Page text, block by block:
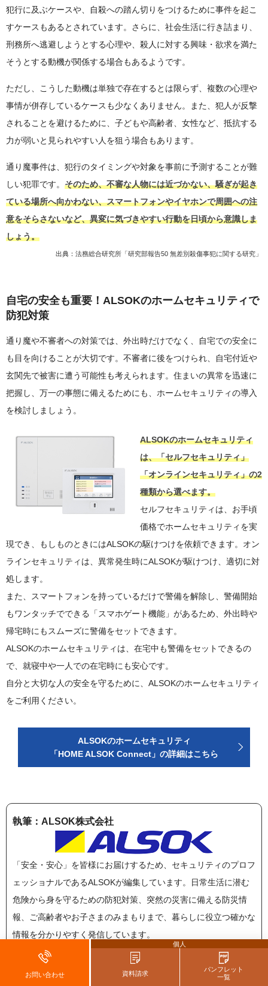
犯行に及ぶケースや、自殺への踏ん切りをつけるために事件を起こ
すケースもあるとされています。さらに、社会生活に行き詰まり、
刑務所へ逃避しようとする心理や、殺人に対する興味・欲求を満た
そうとする動機が関係する場合もあるようです。
ただし、こうした動機は単独で存在するとは限らず、複数の心理や
事情が併存しているケースも少なくありません。また、犯人が反撃
されることを避けるために、子どもや高齢者、女性など、抵抗する
力が弱いと見られやすい人を狙う場合もあります。
通り魔事件は、犯行のタイミングや対象を事前に予測することが難
しい犯罪です。 そのため、不審な人物には近づかない、騒ぎが起き
ている場所へ向かわない、スマートフォンやイヤホンで周囲への注
意をそらさないなど、異変に気づきやすい行動を日頃から意識しま
しょう。
出典： 法務総合研究所「研究部報告50 無差別殺傷事犯に関する研究」
自宅の安全も重要！ALSOKのホームセキュリティで
防犯対策
通り魔や不審者への対策では、外出時だけでなく、自宅での安全に
も目を向けることが大切です。不審者に後をつけられ、自宅付近や
玄関先で被害に遭う可能性も考えられます。住まいの異常を迅速に
把握し、万一の事態に備えるためにも、ホームセキュリティの導入
を検討しましょう。
ALSOKのホームセキュリティ
は、「セルフセキュリティ」
「オンラインセキュリティ」の2
種類から選べます。
セルフセキュリティは、お手頃
価格でホームセキュリティを実
現でき、もしものときにはALSOKの駆けつけを依頼できます。オン
ラインセキュリティは、異常発生時にALSOKが駆けつけ、適切に対
処します。
また、スマートフォンを持っているだけで警備を解除し、警備開始
もワンタッチでできる「スマホゲート機能」があるため、外出時や
帰宅時にもスムーズに警備をセットできます。
ALSOKのホームセキュリティは、在宅中も警備をセットできるの
で、就寝中や一人での在宅時にも安心です。
自分と大切な人の安全を守るために、ALSOKのホームセキュリティ
をご利用ください。
ALSOKのホームセキュリティ
「HOME ALSOK Connect」の詳細はこちら
執筆：ALSOK株式会社
「安全・安心」を皆様にお届けするため、セキュリティのプロフ
ェッショナルであるALSOKが編集しています。日常生活に潜む
危険から身を守るための防犯対策、突然の災害に備える防災情
報、ご高齢者やお子さまのみまもりまで、暮らしに役立つ確かな
情報を分かりやすく発信しています。
ALSOK株式会社について
お問い合わせ
個人
資料請求
パンフレット
一覧